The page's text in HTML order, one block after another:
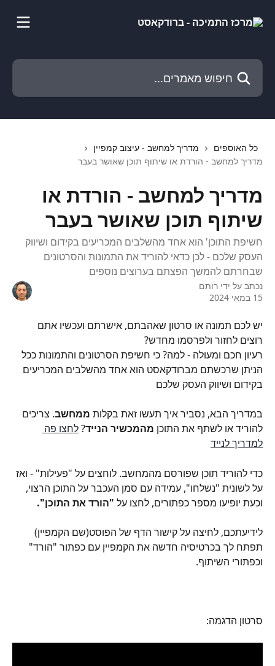
חיפוש מאמרים...
כל האוספים
מדריך למחשב - עיצוב קמפיין
מדריך למחשב - הורדת או שיתוף תוכן שאושר בעבר
מדריך למחשב - הורדת או
שיתוף תוכן שאושר בעבר
חשיפת התוכן' הוא אחד מהשלבים המכריעים בקידום ושיווק
העסק שלכם - לכן כדאי להוריד את התמונות והסרטונים
שבחרתם להמשך הפצתם בערוצים נוספים
נכתב על ידי רותם
15 במאי 2024
יש לכם תמונה או סרטון שאהבתם, אישרתם ועכשיו אתם
רוצים לחזור ולפרסמו מחדש?
רעיון חכם ומעולה - למה? כי חשיפת הסרטונים והתמונות ככל
הניתן שרכשתם מברודקאסט הוא אחד מהשלבים המכריעים
בקידום ושיווק העסק שלכם
במדריך הבא, נסביר איך תעשו זאת בקלות ממחשב. צריכים
להוריד או לשתף את התוכן מהמכשיר הנייד? לחצו פה
למדריך לנייד
כדי להוריד תוכן שפורסם מהמחשב. לוחצים על "פעילות" - ואז
על לשונית "נשלחו", עמידה עם סמן העכבר על התוכן הרצוי,
וכעת יופיעו מספר כפתורים, לחצו על "הורד את התוכן".
לידיעתכם, לחיצה על קישור הדף של הפוסט(שם הקמפיין)
תפתח לך בכרטיסיה חדשה את הקמפיין עם כפתור "הורד"
וכפתורי השיתוף.
סרטון הדגמה: